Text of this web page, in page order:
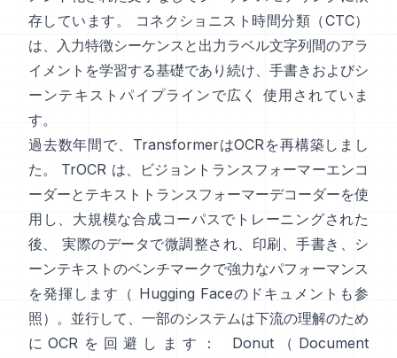
存しています。
コネクショニスト時間分類（CTC）
は、入力特徴シーケンスと出力ラベル文字列間のアラ
イメントを学習する基礎であり続け、手書きおよびシ
ーンテキストパイプラインで広く 使用されていま
す。
過去数年間で、TransformerはOCRを再構築しまし
た。
TrOCR は、ビジョントランスフォーマーエンコ
ーダーとテキストトランスフォーマーデコーダーを使
用し、大規模な合成コーパスでトレーニングされた
後、 実際のデータで微調整され、印刷、手書き、シ
ーンテキストのベンチマークで強力なパフォーマンス
を発揮します（ Hugging Faceのドキュメント も参
照）。並行して、一部のシステムは下流の理解のため
にOCRを回避します：
Donut（Document